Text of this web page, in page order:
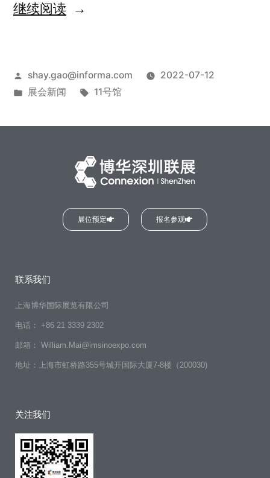
继续阅读
shay.gao@informa.com
2022-07-12
展会新闻
11号馆
展位预定 报名参观
联系我们
上海博华国际展览有限公司
电话： +86 21 3339 2302
邮箱： William.Mai@imsinoexpo.com
地址：上海市虹桥路355号城开国际大厦7-8楼（200030)
关注我们